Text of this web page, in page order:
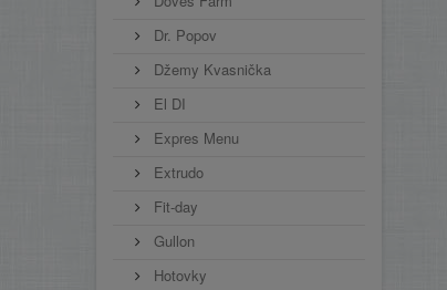
Dr. Popov
Džemy Kvasnička
El DI
Expres Menu
Extrudo
Fit-day
Gullon
Hotovky